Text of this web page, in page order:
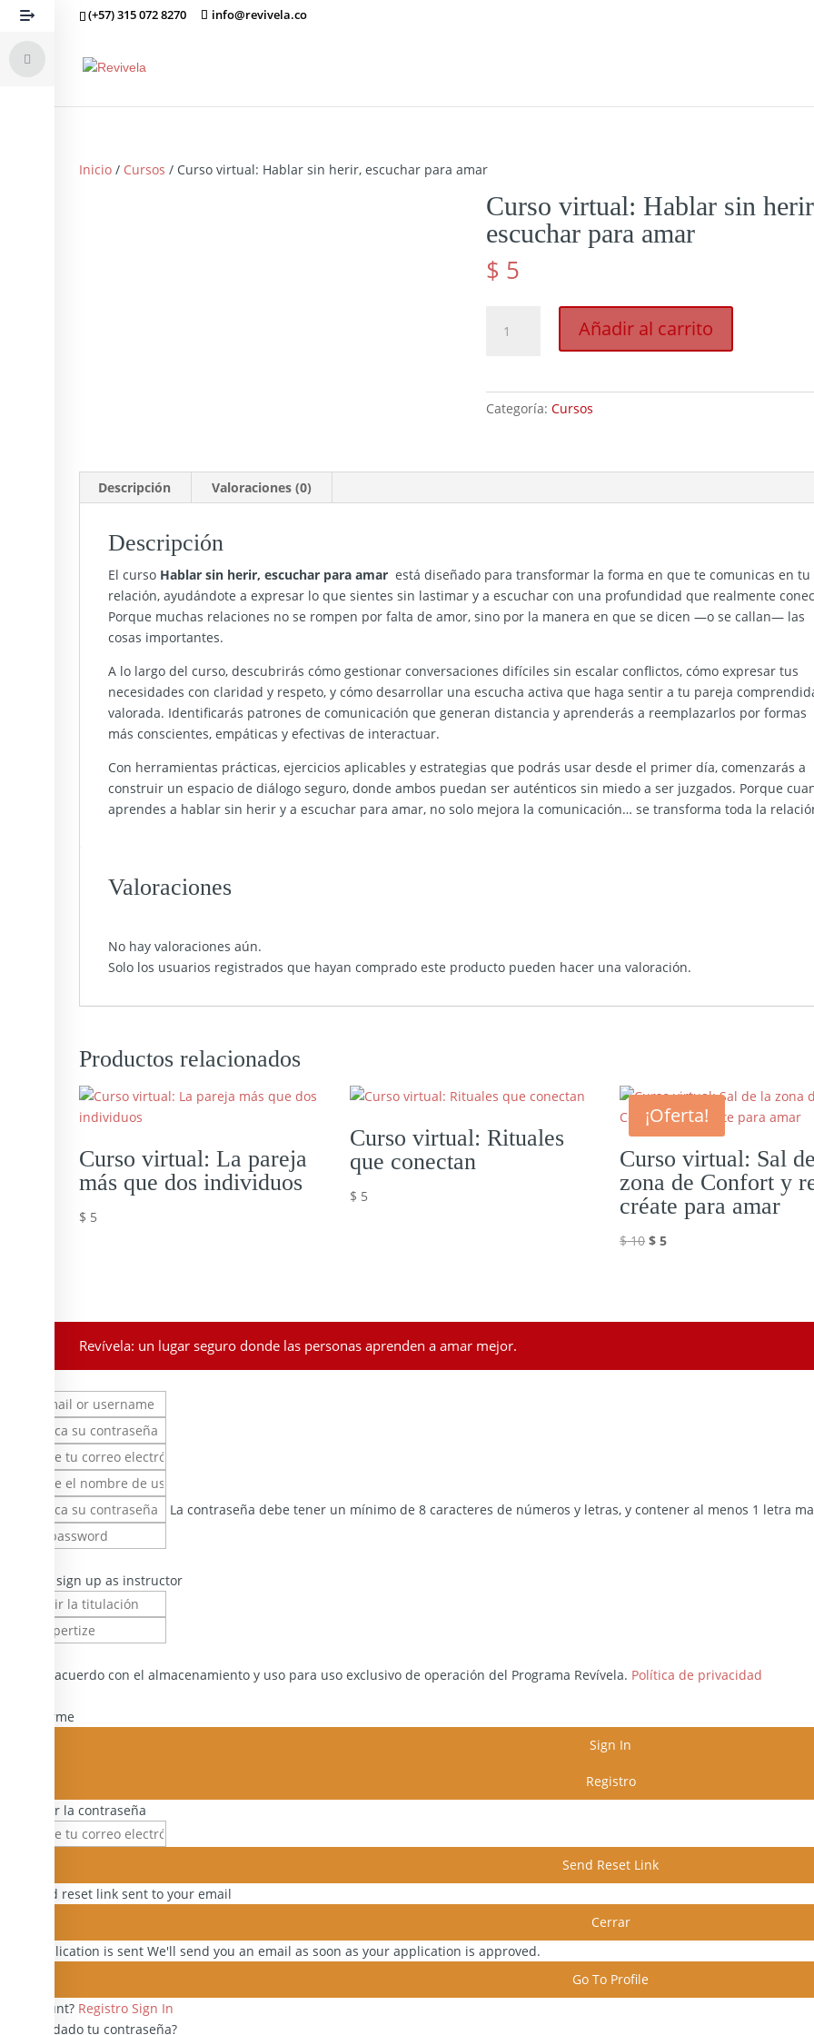
(+57) 315 072 8270 info@revivela.co
Inicio / Cursos / Curso virtual: Hablar sin herir, escuchar para amar
Curso virtual: Hablar sin
escuchar para amar
$ 5
virtual:
escuchar
Añadir al carrito
Categoría: Cursos
Descripción Valoraciones (0)
Descripción
El curso Hablar sin herir, escuchar para amar está diseñado para transformar la forma en que te comunicas en tu
relación, ayudándote a expresar lo que sientes sin lastimar y a escuchar con una profundidad que realmente
Porque muchas relaciones no se rompen por falta de amor, sino por la manera en que se dicen —o se callan— las
cosas importantes.
A lo largo del curso, descubrirás cómo gestionar conversaciones difíciles sin escalar conflictos, cómo expresar tus
necesidades con claridad y respeto, y cómo desarrollar una escucha activa que haga sentir a tu pareja
valorada. Identificarás patrones de comunicación que generan distancia y aprenderás a reemplazarlos por formas
más conscientes, empáticas y efectivas de interactuar.
Con herramientas prácticas, ejercicios aplicables y estrategias que podrás usar desde el primer día, comenzarás a
construir un espacio de diálogo seguro, donde ambos puedan ser auténticos sin miedo a ser juzgados. Porque
aprendes a hablar sin herir y a escuchar para amar, no solo mejora la comunicación… se transforma toda la
Valoraciones
No hay valoraciones aún.
Solo los usuarios registrados que hayan comprado este producto pueden hacer una valoración.
Productos relacionados
Curso virtual: La pareja
más que dos individuos
$ 5
Curso virtual: Rituales
que conectan
$ 5
¡Oferta!
Curso virtual: Sal
zona de Confort y
créate para amar
$10 El
$ 10.
$ 5El
$ 5.
Revívela: un lugar seguro donde las personas aprenden a amar mejor.
La contraseña debe tener un mínimo de 8 caracteres de números y letras, y contener al menos 1 letra
I want to sign up as instructor
Estoy de acuerdo con el almacenamiento y uso para uso exclusivo de operación del Programa Revívela. Política de privacidad
Recordarme
Sign In
Registro
Restaurar la contraseña
Send Reset Link
Password reset link sent to your email
Cerrar
Your application is sent We'll send you an email as soon as your application is approved.
Go To Profile
No account? Registro Sign In
¿Has olvidado tu contraseña?